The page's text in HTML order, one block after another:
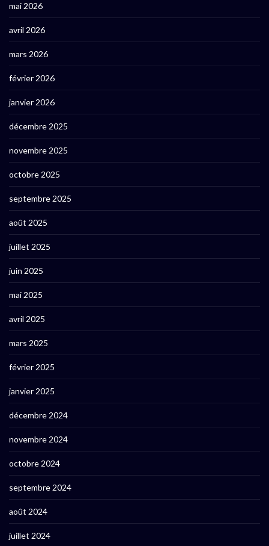
mai 2026
avril 2026
mars 2026
février 2026
janvier 2026
décembre 2025
novembre 2025
octobre 2025
septembre 2025
août 2025
juillet 2025
juin 2025
mai 2025
avril 2025
mars 2025
février 2025
janvier 2025
décembre 2024
novembre 2024
octobre 2024
septembre 2024
août 2024
juillet 2024